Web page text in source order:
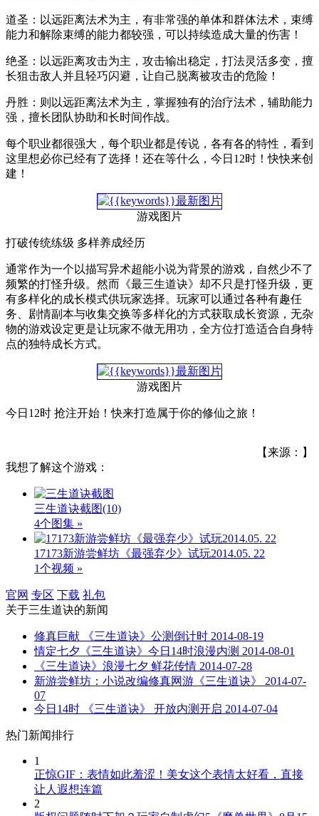
道圣：以远距离法术为主，有非常强的单体和群体法术，束缚
能力和解除束缚的能力都较强，可以持续造成大量的伤害！
绝圣：以远距离攻击为主，攻击输出稳定，打法灵活多变，擅
长狙击敌人并且轻巧闪避，让自己脱离被攻击的危险！
丹胜：则以远距离法术为主，掌握独有的治疗法术，辅助能力
强，擅长团队协助和长时间作战。
每个职业都很强大，每个职业都是传说，各有各的特性，看到
这里想必你已经有了选择！还在等什么，今日12时！快快来创
建！
游戏图片
打破传统练级 多样养成经历
通常作为一个以描写异术超能小说为背景的游戏，自然少不了
频繁的打怪升级。然而《最三生道诀》却不只是打怪升级，更
有多样化的成长模式供玩家选择。玩家可以通过各种有趣任
务、剧情副本与收集交换等多样化的方式获取成长资源，无杂
物的游戏设定更是让玩家不做无用功，全方位打造适合自身特
点的独特成长方式。
游戏图片
今日12时 抢注开始！快来打造属于你的修仙之旅！
【来源：】
我想了解这个游戏：
三生道诀截图(10)
4个图集 »
17173新游尝鲜坊《最强弃少》试玩2014.05. 22
1个视频 »
官网 专区 下载 礼包
关于三生道诀的新闻
修真巨献 《三生道诀》公测倒计时 2014-08-19
情定七夕《三生道诀》今日14时浪漫内测 2014-08-01
《三生道诀》浪漫七夕 鲜花传情 2014-07-28
新游尝鲜坊：小说改编修真网游《三生道诀》
2014-07-
07
今日14时 《三生道诀》 开放内测开启 2014-07-04
热门新闻排行
1
正惊GIF：表情如此羞涩！美女这个表情太好看，直接
让人遐想连篇
2